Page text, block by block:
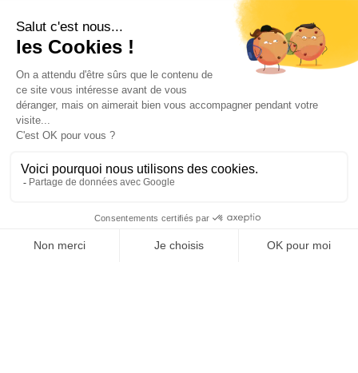
Su cuenta
Informations
